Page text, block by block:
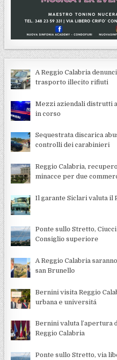
A Reggio Calabria
trasporto illecito rifiuti
Mezzi aziendali distrutti
in corso
Sequestrata discarica
controlli dei carabinieri
Reggio Calabria,
minacce per due
Il garante Siclari valuta il
Ponte sullo Stretto,
Consiglio superiore
A Reggio Calabria
san Brunello
Bernini visita Reggio
urbana e universitá
Bernini valuta l’apertura
Reggio Calabria
Ponte sullo Stretto, via